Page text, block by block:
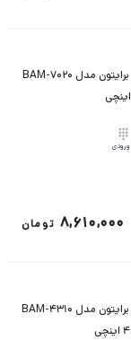
آیفون تصویری برایتون مدل BAM-7020
8,610,000 تومان
آیفون تصویری برایتون مدل BAM-4310